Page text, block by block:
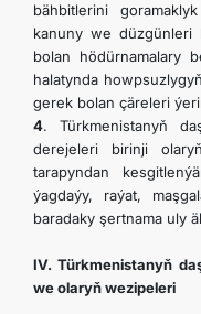
bähbitlerini
kanuny we düzgünleri
bolan hödürnamalary
halatynda
gerek bolan çäreleri
4. Türkmenistanyň
derejeleri birinji
tarapyndan
ýagdaýy, raýat,
baradaky şertnama uly
IV. Türkmenistanyň
we olaryň wezipeleri